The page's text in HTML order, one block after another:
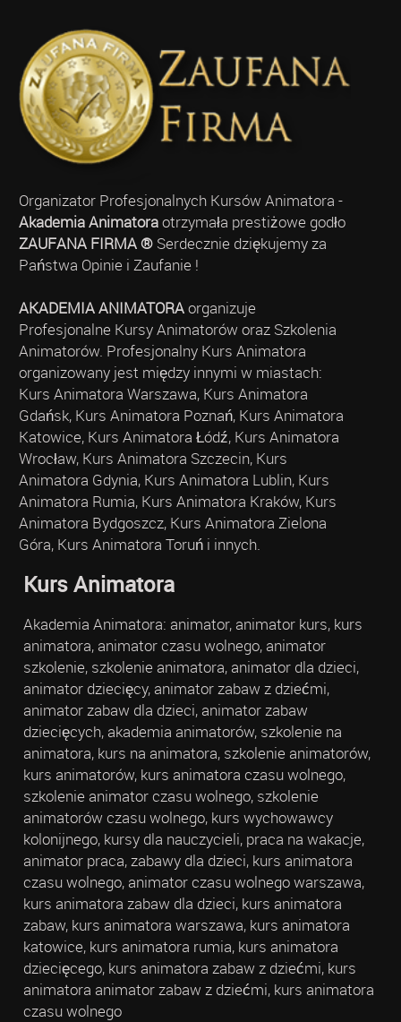
Organizator Profesjonalnych Kursów Animatora -
Akademia Animatoraotrzymała prestiżowe godło
ZAUFANA FIRMA ®Serdecznie dziękujemy za
Państwa Opinie i Zaufanie !
AKADEMIA ANIMATORAorganizuje
Profesjonalne Kursy Animatorów oraz Szkolenia
Animatorów. Profesjonalny Kurs Animatora
organizowany jest między innymi w miastach:
Kurs Animatora Warszawa, Kurs Animatora
Gdańsk, Kurs Animatora Poznań, Kurs Animatora
Katowice, Kurs Animatora Łódź, Kurs Animatora
Wrocław, Kurs Animatora Szczecin, Kurs
Animatora Gdynia, Kurs Animatora Lublin, Kurs
Animatora Rumia, Kurs Animatora Kraków, Kurs
Animatora Bydgoszcz, Kurs Animatora Zielona
Góra, Kurs Animatora Toruń i innych.
Kurs Animatora
Akademia Animatora: animator, animator kurs, kurs
animatora, animator czasu wolnego, animator
szkolenie, szkolenie animatora, animator dla dzieci,
animator dziecięcy, animator zabaw z dziećmi,
animator zabaw dla dzieci, animator zabaw
dziecięcych, akademia animatorów, szkolenie na
animatora, kurs na animatora, szkolenie animatorów,
kurs animatorów, kurs animatora czasu wolnego,
szkolenie animator czasu wolnego, szkolenie
animatorów czasu wolnego, kurs wychowawcy
kolonijnego, kursy dla nauczycieli, praca na wakacje,
animator praca, zabawy dla dzieci, kurs animatora
czasu wolnego, animator czasu wolnego warszawa,
kurs animatora zabaw dla dzieci, kurs animatora
zabaw, kurs animatora warszawa, kurs animatora
katowice, kurs animatora rumia, kurs animatora
dziecięcego, kurs animatora zabaw z dziećmi, kurs
animatora animator zabaw z dziećmi, kurs animatora
czasu wolnego